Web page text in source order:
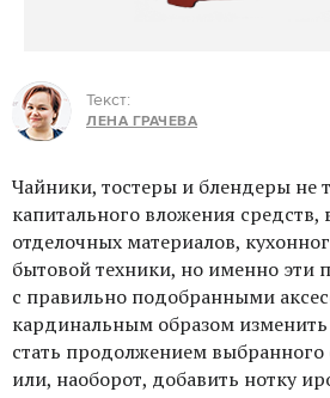
Текст:
ЛЕНА ГРАЧЕВА
Чайники, тостеры и блендеры не
капитального вложения средств,
отделочных материалов,
бытовой техники, но именно эти
с правильно подобранными
кардинальным образом
стать продолжением выбранного
или, наоборот, добавить нотку